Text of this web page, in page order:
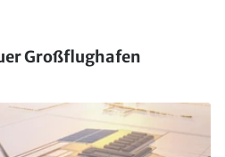
Großflughafen